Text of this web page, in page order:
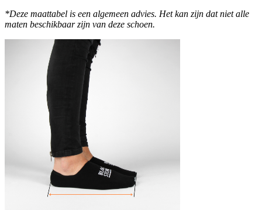
*Deze maattabel is een algemeen advies. Het kan zijn dat niet alle
maten beschikbaar zijn van deze schoen.